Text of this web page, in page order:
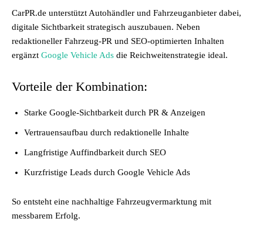
CarPR.de unterstützt Autohändler und Fahrzeuganbieter dabei,
digitale Sichtbarkeit strategisch auszubauen. Neben
redaktioneller Fahrzeug-PR und SEO-optimierten Inhalten
ergänzt Google Vehicle Ads die Reichweitenstrategie ideal.
Vorteile der Kombination:
Starke Google-Sichtbarkeit durch PR & Anzeigen
Vertrauensaufbau durch redaktionelle Inhalte
Langfristige Auffindbarkeit durch SEO
Kurzfristige Leads durch Google Vehicle Ads
So entsteht eine nachhaltige Fahrzeugvermarktung mit
messbarem Erfolg.